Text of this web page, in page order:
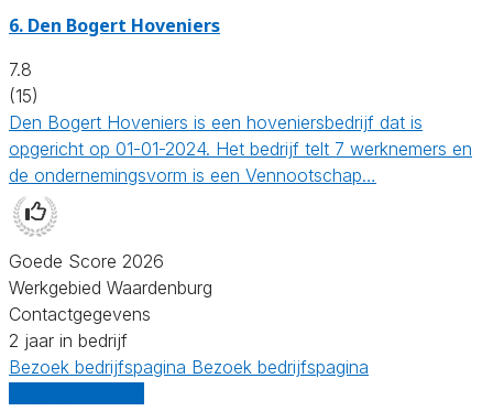
6. Den Bogert Hoveniers
7.8
(15)
Den Bogert Hoveniers is een hoveniersbedrijf dat is
opgericht op 01-01-2024. Het bedrijf telt 7 werknemers en
de ondernemingsvorm is een Vennootschap…
Goede Score 2026
Werkgebied Waardenburg
Contactgegevens
2 jaar in bedrijf
Bezoek bedrijfspagina Bezoek bedrijfspagina